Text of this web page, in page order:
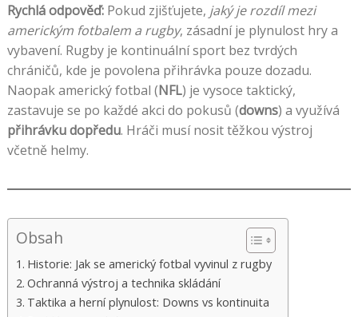
Rychlá odpověď:Pokud zjišťujete, jaký je rozdíl mezi
americkým fotbalem a rugby, zásadní je plynulost hry a
vybavení. Rugby je kontinuální sport bez tvrdých
chráničů, kde je povolena přihrávka pouze dozadu.
Naopak americký fotbal (NFL) je vysoce taktický,
zastavuje se po každé akci do pokusů (downs) a využívá
přihrávku dopředu. Hráči musí nosit těžkou výstroj
včetně helmy.
Obsah
Historie: Jak se americký fotbal vyvinul z rugby
Ochranná výstroj a technika skládání
Taktika a herní plynulost: Downs vs kontinuita